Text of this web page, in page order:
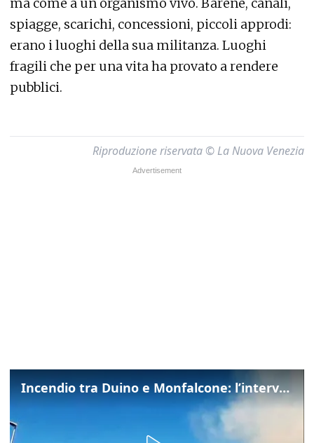
spiagge, scarichi, concessioni, piccoli approdi:
erano i luoghi della sua militanza. Luoghi
fragili che per una vita ha provato a rendere
pubblici.
Riproduzione riservata © La Nuova Venezia
Incendio tra Duino e Monfalcone: l’intervento dei vigili del fuoco